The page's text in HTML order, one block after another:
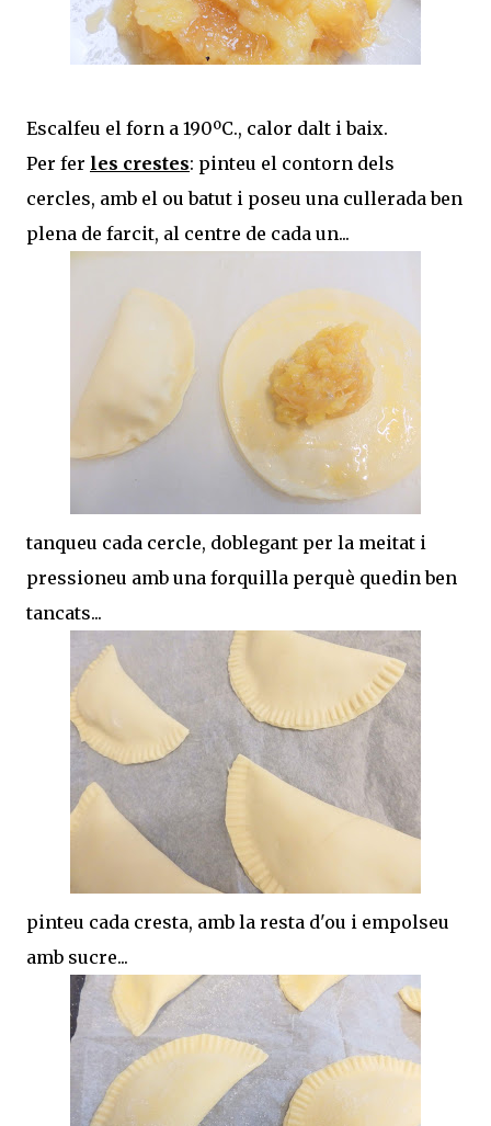
Escalfeu el forn a 190ºC., calor dalt i baix.
Per fer les crestes: pinteu el contorn dels
cercles, amb el ou batut i poseu una cullerada ben
plena de farcit, al centre de cada un...
tanqueu cada cercle, doblegant per la meitat i
pressioneu amb una forquilla perquè quedin ben
tancats...
pinteu cada cresta, amb la resta d'ou i empolseu
amb sucre...